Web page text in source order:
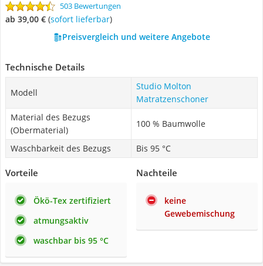
503 Bewertungen
ab 39,00 € ( Sofort lieferbar)
Preisvergleich und weitere Angebote
Technische Details
Modell
Studio Molton
Matratzenschoner
Material des Bezugs
(Obermaterial)
100 % Baumwolle
Waschbarkeit des Bezugs Bis 95 °C
Vorteile
Ökö-Tex zertifiziert
atmungsaktiv
waschbar bis 95 °C
Nachteile
keine
Gewebemischung